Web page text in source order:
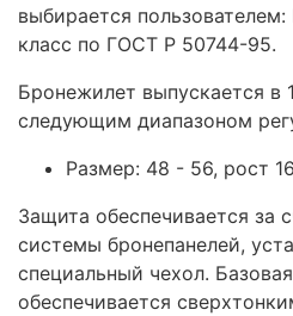
выбирается
класс по ГОСТ Р 50744-95.
Бронежилет выпускается в
следующим диапазоном
Размер: 48 - 56, рост
Защита обеспечивается за
системы бронепанелей,
специальный чехол.
обеспечивается